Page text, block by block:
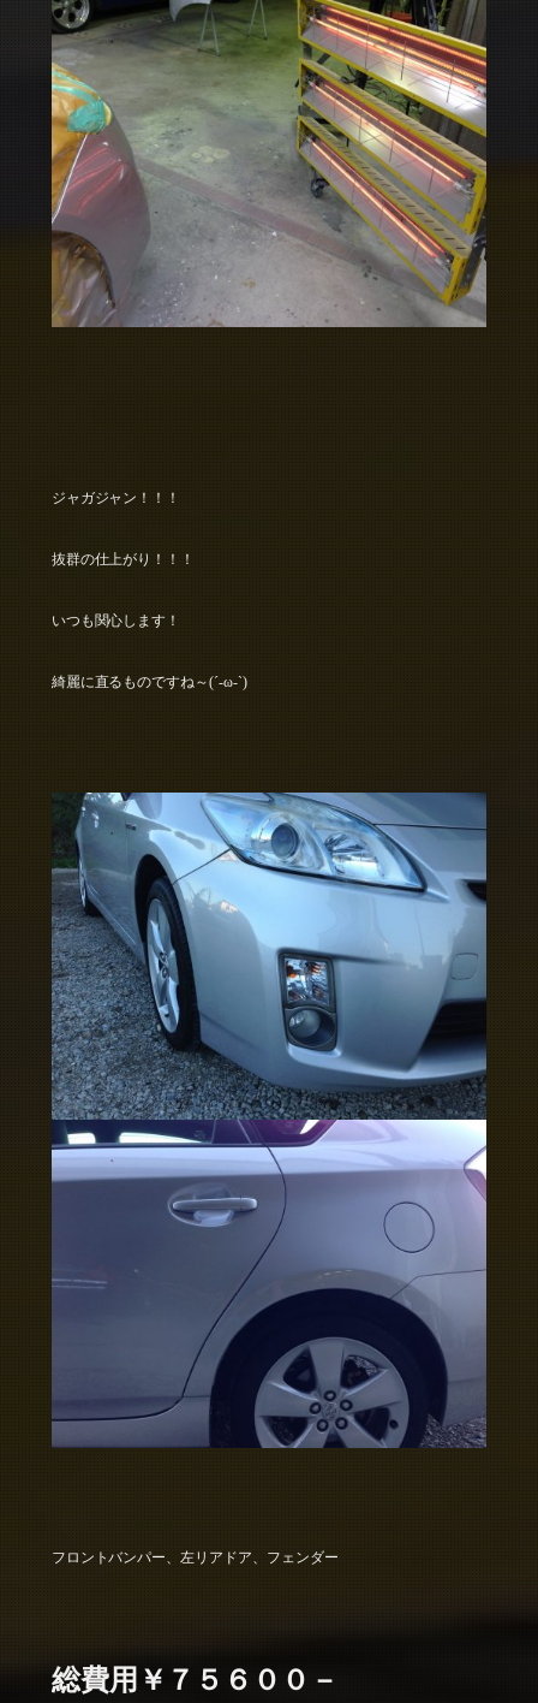
ジャガジャン！！！
抜群の仕上がり！！！
いつも関心します！
綺麗に直るものですね～(´-ω-`)
フロントバンパー、左リアドア、フェンダー
総費用￥７５６００－